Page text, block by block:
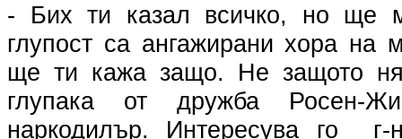
- Бих ти казал всичко, но ще
глупост са ангажирани хора на
ще ти кажа защо. Не защото
глупака от дружба Росен-
наркодилър. Интересува го